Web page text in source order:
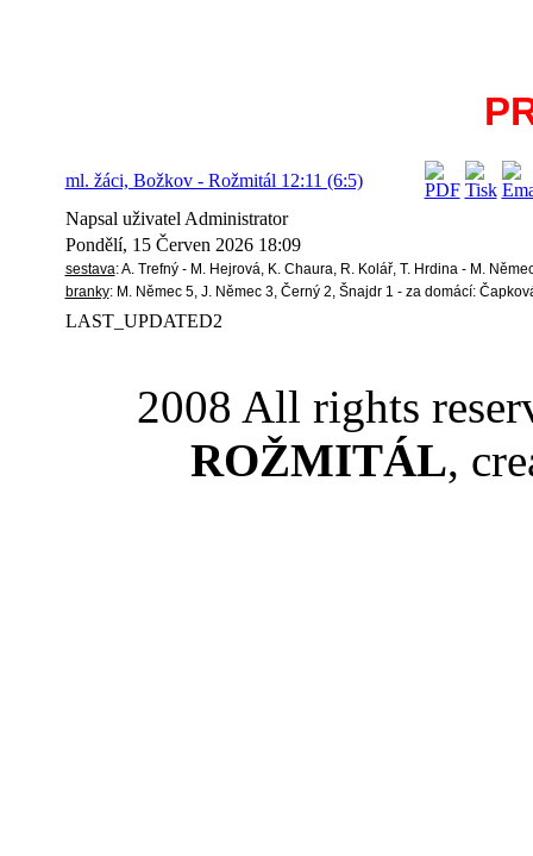
ml. žáci, Božkov - Rožmitál 12:11 (6:5)
Napsal uživatel Administrator
Pondělí, 15 Červen 2026 18:09
sestava: A. Trefný - M. Hejrová, K. Chaura, R. Kolář, T. Hrdina - M.
branky: M. Němec 5, J. Němec 3, Černý 2, Šnajdr 1 - za domácí:
LAST_UPDATED2
2008 All rights
ROŽMITÁL,